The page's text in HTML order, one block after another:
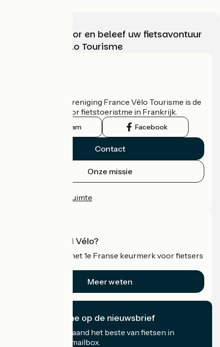
Kies, bereid voor en beleef uw fietsavontuur
met France Vélo Tourisme
De nationale vereniging France Vélo Tourisme is de
officiële gids voor fietstoeristme in Frankrijk.
Instagram Facebook
Contact
Onze missie
Professionele ruimte
Wat is Accueil Vélo?
Accueil Vélo is het 1e Franse keurmerk voor fietsers
Meer weten
Ik abonneer me op de nieuwsbrief
Ontvang elke maand het beste van fietsen in
Frankrijk in uw mailbox.